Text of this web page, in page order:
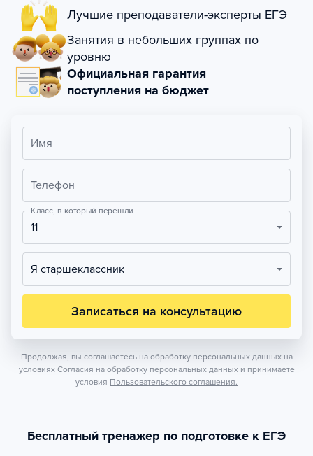
Лучшие преподаватели-эксперты ЕГЭ
Занятия в небольших группах по
уровню
Официальная гарантия
поступления на бюджет
Имя
Телефон
Класс, в который перешли
11
Я старшеклассник
Записаться на консультацию
Продолжая, вы соглашаетесь на обработку персональных данных на
условиях Согласия на обработку персональных данных и принимаете
условия Пользовательского соглашения.
Бесплатный тренажер по подготовке к ЕГЭ